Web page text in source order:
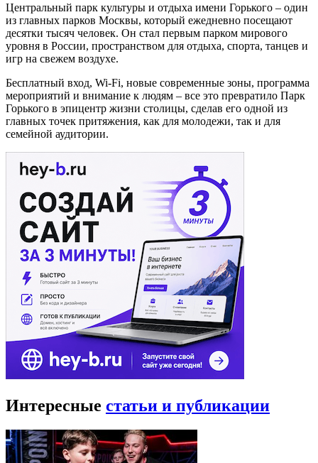
Центральный парк культуры и отдыха имени Горького – один
из главных парков Москвы, который ежедневно посещают
десятки тысяч человек. Он стал первым парком мирового
уровня в России, пространством для отдыха, спорта, танцев и
игр на свежем воздухе.
Бесплатный вход, Wi-Fi, новые современные зоны, программа
мероприятий и внимание к людям – все это превратило Парк
Горького в эпицентр жизни столицы, сделав его одной из
главных точек притяжения, как для молодежи, так и для
семейной аудитории.
Интересные статьи и публикации